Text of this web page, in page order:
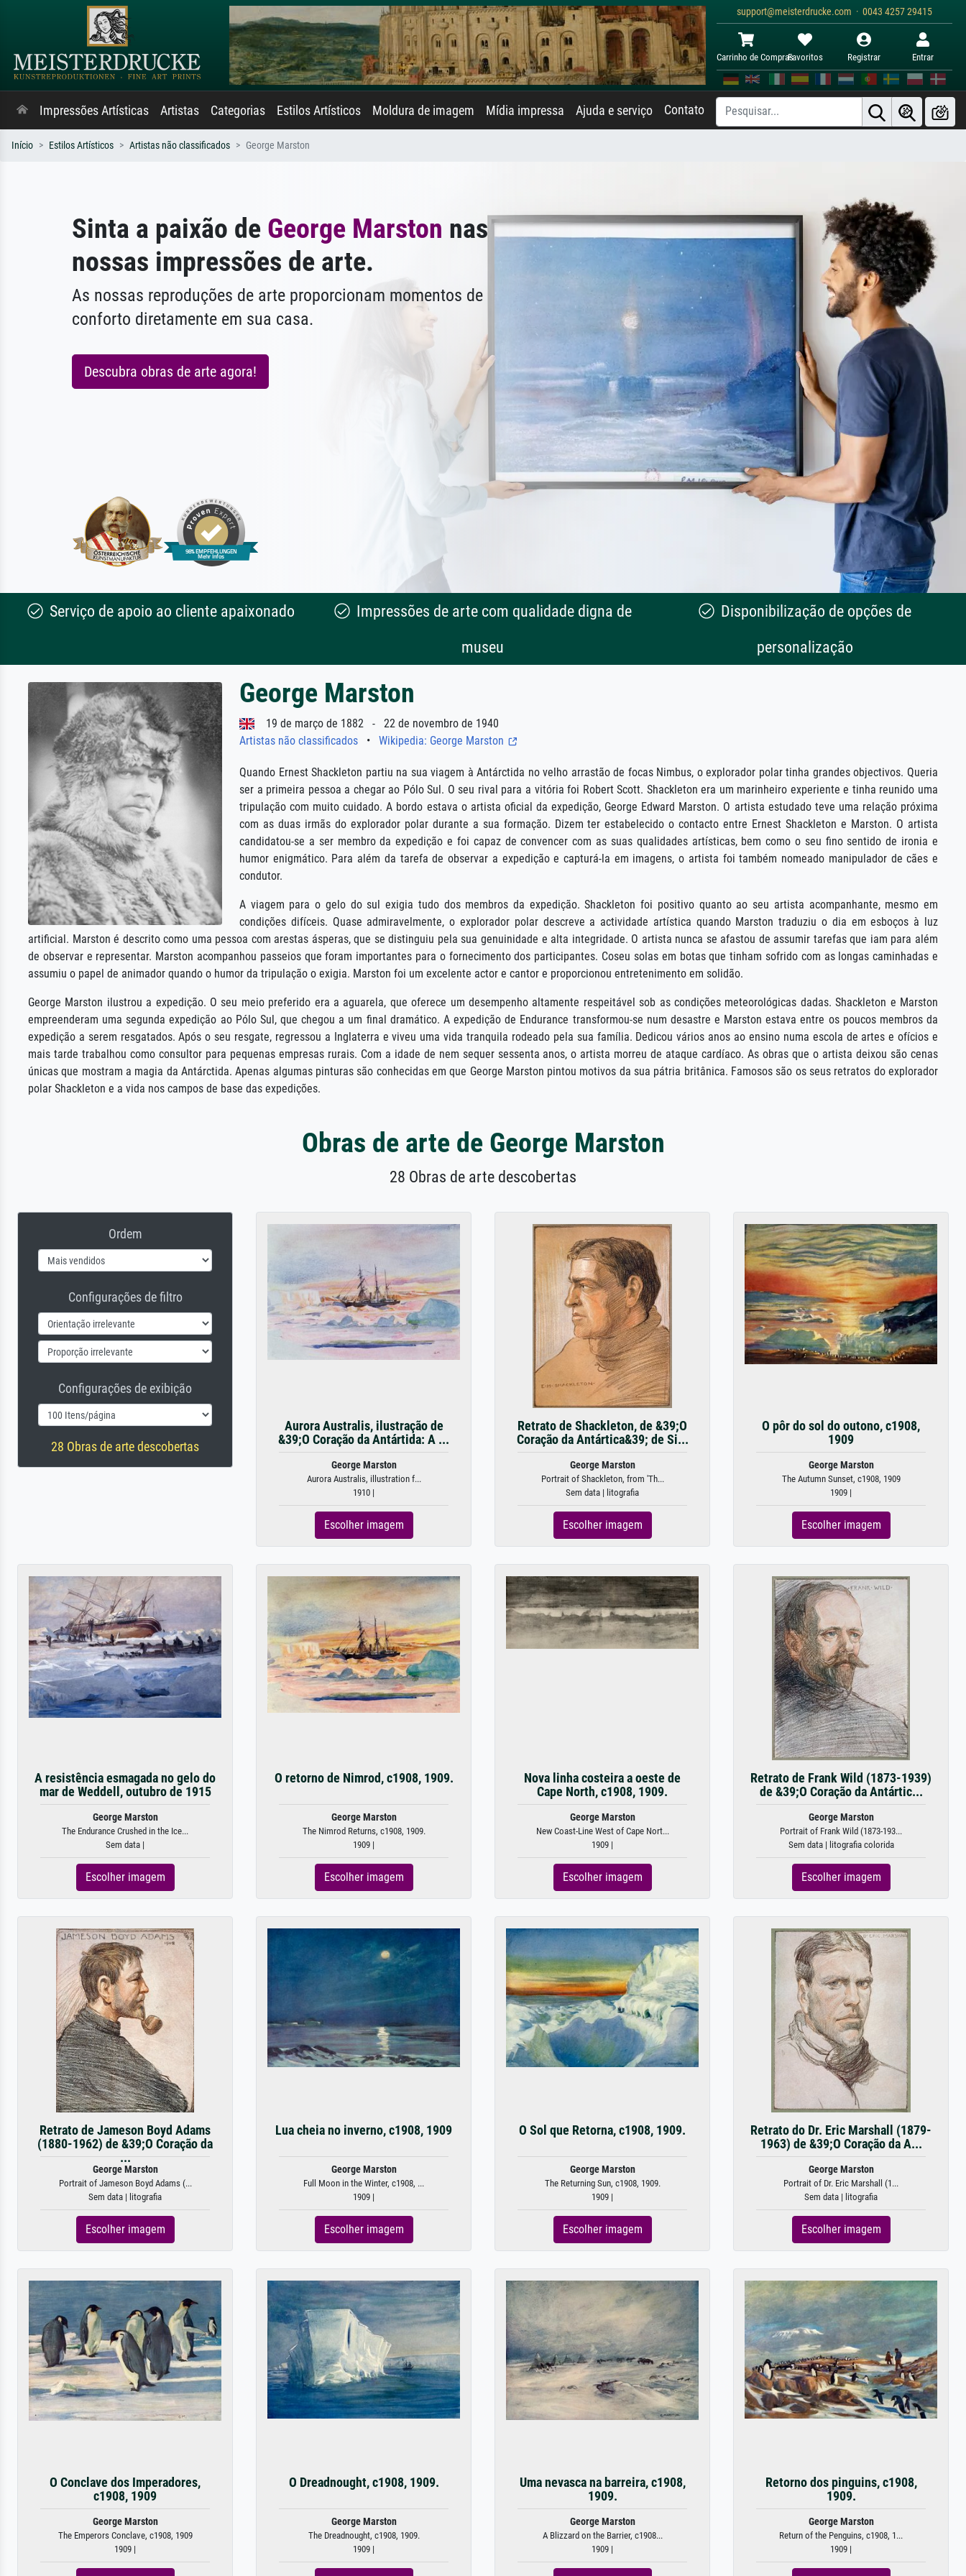
support@meisterdrucke.com · 0043 4257 29415
Carrinho de ComprasFavoritos Registrar Entrar
Impressões Artísticas Artistas Categorias Estilos Artísticos Moldura de imagem Mídia impressa Ajuda e serviço Contato
Início Estilos Artísticos Artistas não classificados George Marston
Sinta a paixão de George Marston nas
nossas impressões de arte.
As nossas reproduções de arte proporcionam momentos de
conforto diretamente em sua casa.
Descubra obras de arte agora!
Serviço de apoio ao cliente apaixonado
Impressões de arte com qualidade digna de
museu
Disponibilização de opções de
personalização
George Marston
19 de março de 1882 - 22 de novembro de 1940
Artistas não classificados • Wikipedia: George Marston
Quando Ernest Shackleton partiu na sua viagem à Antárctida no velho arrastão de focas Nimbus, o explorador polar tinha grandes objectivos. Queria
ser a primeira pessoa a chegar ao Pólo Sul. O seu rival para a vitória foi Robert Scott. Shackleton era um marinheiro experiente e tinha reunido uma
tripulação com muito cuidado. A bordo estava o artista oficial da expedição, George Edward Marston. O artista estudado teve uma relação próxima
com as duas irmãs do explorador polar durante a sua formação. Dizem ter estabelecido o contacto entre Ernest Shackleton e Marston. O artista
candidatou-se a ser membro da expedição e foi capaz de convencer com as suas qualidades artísticas, bem como o seu fino sentido de ironia e
humor enigmático. Para além da tarefa de observar a expedição e capturá-la em imagens, o artista foi também nomeado manipulador de cães e
condutor.
A viagem para o gelo do sul exigia tudo dos membros da expedição. Shackleton foi positivo quanto ao seu artista acompanhante, mesmo em
condições difíceis. Quase admiravelmente, o explorador polar descreve a actividade artística quando Marston traduziu o dia em esboços à luz
artificial. Marston é descrito como uma pessoa com arestas ásperas, que se distinguiu pela sua genuinidade e alta integridade. O artista nunca se afastou de assumir tarefas que iam para além
de observar e representar. Marston acompanhou passeios que foram importantes para o fornecimento dos participantes. Coseu solas em botas que tinham sofrido com as longas caminhadas e
assumiu o papel de animador quando o humor da tripulação o exigia. Marston foi um excelente actor e cantor e proporcionou entretenimento em solidão.
George Marston ilustrou a expedição. O seu meio preferido era a aguarela, que oferece um desempenho altamente respeitável sob as condições meteorológicas dadas. Shackleton e Marston
empreenderam uma segunda expedição ao Pólo Sul, que chegou a um final dramático. A expedição de Endurance transformou-se num desastre e Marston estava entre os poucos membros da
expedição a serem resgatados. Após o seu resgate, regressou a Inglaterra e viveu uma vida tranquila rodeado pela sua família. Dedicou vários anos ao ensino numa escola de artes e ofícios e
mais tarde trabalhou como consultor para pequenas empresas rurais. Com a idade de nem sequer sessenta anos, o artista morreu de ataque cardíaco. As obras que o artista deixou são cenas
únicas que mostram a magia da Antárctida. Apenas algumas pinturas são conhecidas em que George Marston pintou motivos da sua pátria britânica. Famosos são os seus retratos do explorador
polar Shackleton e a vida nos campos de base das expedições.
Obras de arte de George Marston
28 Obras de arte descobertas
Ordem
Configurações de filtro
Configurações de exibição
28 Obras de arte descobertas
Aurora Australis, ilustração de
&39;O Coração da Antártida: A ...
George Marston
Aurora Australis, illustration f...
1910 |
Escolher imagem
Retrato de Shackleton, de &39;O
Coração da Antártica&39; de Si...
George Marston
Portrait of Shackleton, from 'Th...
Sem data | litografia
Escolher imagem
O pôr do sol do outono, c1908,
1909
George Marston
The Autumn Sunset, c1908, 1909
1909 |
Escolher imagem
A resistência esmagada no gelo do
mar de Weddell, outubro de 1915
George Marston
The Endurance Crushed in the Ice...
Sem data |
Escolher imagem
O retorno de Nimrod, c1908, 1909.
George Marston
The Nimrod Returns, c1908, 1909.
1909 |
Escolher imagem
Nova linha costeira a oeste de
Cape North, c1908, 1909.
George Marston
New Coast-Line West of Cape Nort...
1909 |
Escolher imagem
Retrato de Frank Wild (1873-1939)
de &39;O Coração da Antártic...
George Marston
Portrait of Frank Wild (1873-193...
Sem data | litografia colorida
Escolher imagem
Retrato de Jameson Boyd Adams
(1880-1962) de &39;O Coração da
...
George Marston
Portrait of Jameson Boyd Adams (...
Sem data | litografia
Escolher imagem
Lua cheia no inverno, c1908, 1909
George Marston
Full Moon in the Winter, c1908, ...
1909 |
Escolher imagem
O Sol que Retorna, c1908, 1909.
George Marston
The Returning Sun, c1908, 1909.
1909 |
Escolher imagem
Retrato do Dr. Eric Marshall (1879-
1963) de &39;O Coração da A...
George Marston
Portrait of Dr. Eric Marshall (1...
Sem data | litografia
Escolher imagem
O Conclave dos Imperadores,
c1908, 1909
George Marston
The Emperors Conclave, c1908, 1909
1909 |
O Dreadnought, c1908, 1909.
George Marston
The Dreadnought, c1908, 1909.
1909 |
Uma nevasca na barreira, c1908,
1909.
George Marston
A Blizzard on the Barrier, c1908...
1909 |
Retorno dos pinguins, c1908,
1909.
George Marston
Return of the Penguins, c1908, 1...
1909 |